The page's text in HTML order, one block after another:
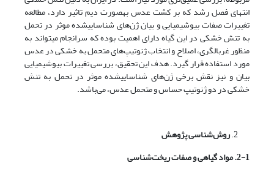
انتهای فصل رشد که بر کشت عدس به­صورت دیم تاثیر دارد، مطالعه
تغییرات صفات بیوشیمیایی و بیان ژن‌های شناسایی­شده موثر در تحمل
به تنش خشکی در این گیاه دارای اهمیت بوده که سرانجام می­تواند به
منظور غربالگری، اصلاح و انتخاب ژنوتیپ‌های متحمل به خشکی در عدس
مورد استفاده قرار گیرد. هدف این تحقیق، بررسی تغییرات بیوشیمیایی
بیان و نیز نقش برخی ژن‌های شناسایی­شده موثر در تحمل به تنش
خشکی در دو ژنوتیپ‌ حساس و متحمل عدس، می‌باشد.
روش‌شناسی پژوهش
2-1. مواد گیاهی و صفات ریخت‌شناسی